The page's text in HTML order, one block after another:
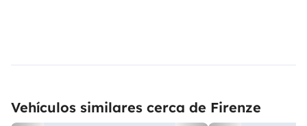
Vehículos similares cerca de Firenze